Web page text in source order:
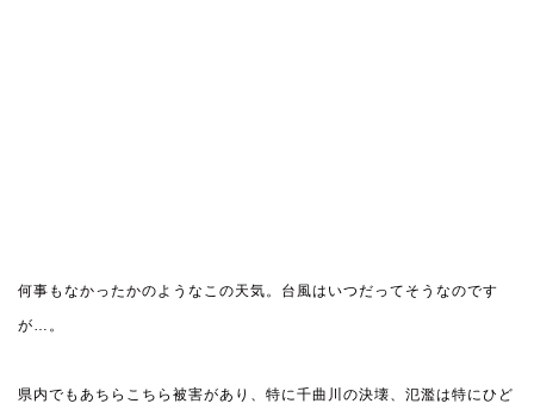
何事もなかったかのようなこの天気。台風はいつだってそうなのです
が…。
県内でもあちらこちら被害があり、特に千曲川の決壊、氾濫は特にひど